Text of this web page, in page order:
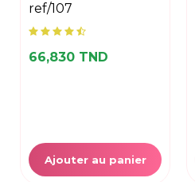
ref/107
66,830 TND
Ajouter au panier